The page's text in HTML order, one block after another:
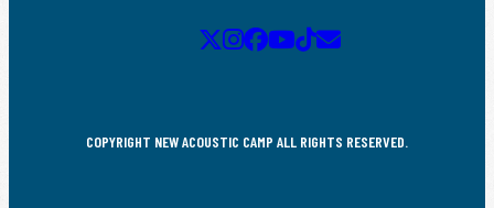
COPYRIGHT NEW ACOUSTIC CAMP ALL RIGHTS RESERVED.